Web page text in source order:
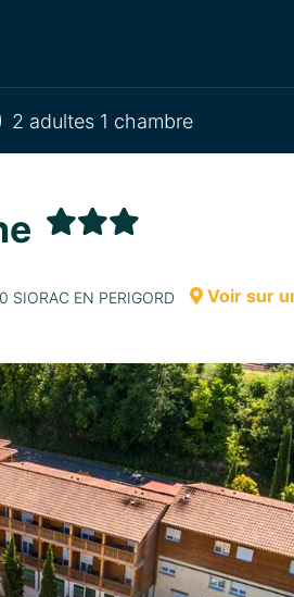
2 adultes 1 chambre
EN PERIGORD Voir sur